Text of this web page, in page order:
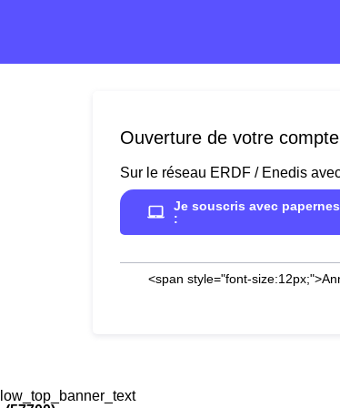
Ouverture de votre
Sur le réseau ERDF / Enedis
Je souscris avec
:
<span style="font-